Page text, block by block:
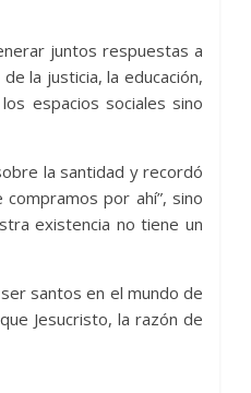
juntos respuestas a
la justicia, la educación,
espacios sociales sino
la santidad y recordó
por ahí”, sino
existencia no tiene un
santos en el mundo de
Jesucristo, la razón de